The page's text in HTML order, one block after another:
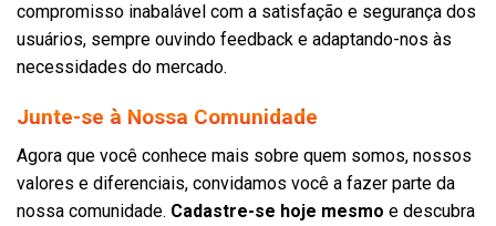
compromisso inabalável com a satisfação e segurança dos
usuários, sempre ouvindo feedback e adaptando-nos às
necessidades do mercado.
Junte-se à Nossa Comunidade
Agora que você conhece mais sobre quem somos, nossos
valores e diferenciais, convidamos você a fazer parte da
nossa comunidade. Cadastre-se hoje mesmo e descubra